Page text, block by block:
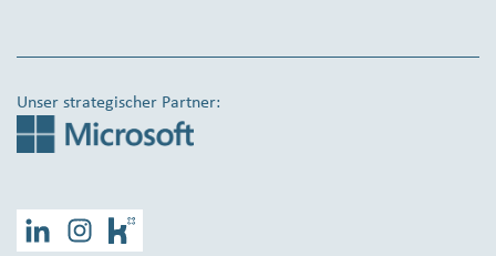
Unser strategischer Partner:
LinkedInInstagramKununu